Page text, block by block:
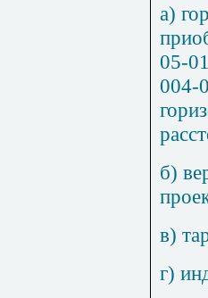
а)
05-0
004-
б)
в)
г)